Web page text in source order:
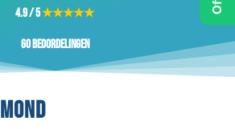
4.9 / 5★★★★★
60 beoordelingen